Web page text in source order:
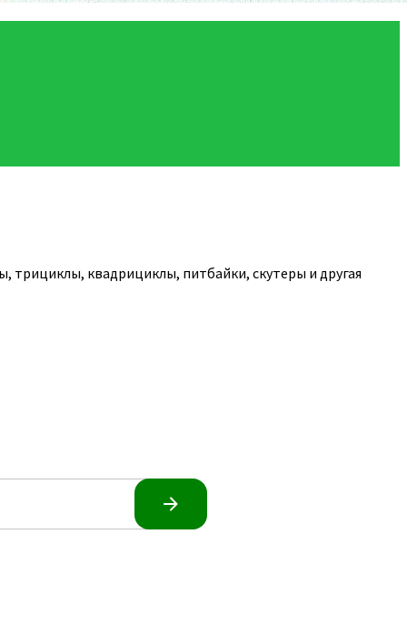
трициклы, квадрициклы, питбайки, скутеры и другая